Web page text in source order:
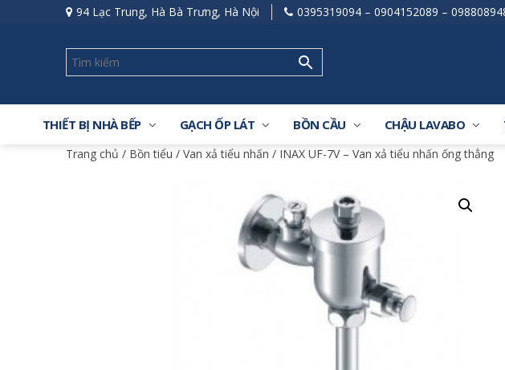
94 Lạc Trung, Hà Bà Trưng, Hà Nội 0395319094 – 0904152089 –
THIẾT BỊ NHÀ BẾP GẠCH ỐP LÁT BỒN CẦU CHẬU LAVABO
Trang chủ / Bồn tiểu / Van xả tiểu nhấn / INAX UF-7V – Van xả tiểu nhấn ống thẳng